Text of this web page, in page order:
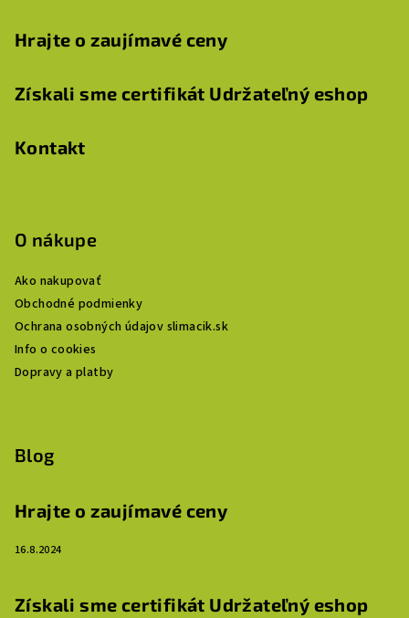
Hrajte o zaujímavé ceny
Získali sme certifikát Udržateľný eshop
Kontakt
O nákupe
Ako nakupovať
Obchodné podmienky
Ochrana osobných údajov slimacik.sk
Info o cookies
Dopravy a platby
Blog
Hrajte o zaujímavé ceny
16.8.2024
Získali sme certifikát Udržateľný eshop